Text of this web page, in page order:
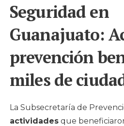
Seguridad en
Guanajuato:
prevención
miles de
La Subsecretaría de
actividades que